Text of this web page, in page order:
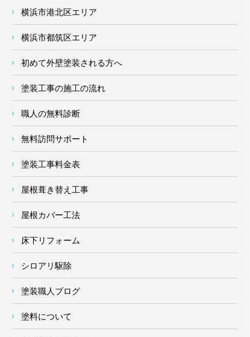
横浜市港北区エリア
横浜市都筑区エリア
初めて外壁塗装される方へ
塗装工事の施工の流れ
職人の無料診断
無料訪問サポート
塗装工事料金表
屋根葺き替え工事
屋根カバー工法
床下リフォーム
シロアリ駆除
塗装職人ブログ
塗料について